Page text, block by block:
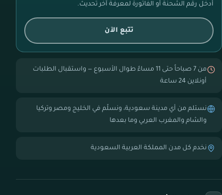
أدخل رقم الشحنة أو الفاتورة لمعرفة آخر تحديث.
تتبع الآن
من 7 صباحاً حتى 11 مساءً طوال الأسبوع — واستقبال الطلبات
أونلاين 24 ساعة
نستلم من أي مدينة سعودية، ونسلّم في الخليج ومصر وتركيا
والشام والمغرب العربي وما بعدها
نخدم كل مدن المملكة العربية السعودية